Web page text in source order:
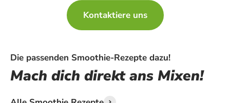
Kontaktiere uns
Die passenden Smoothie-Rezepte dazu!
Mach dich direkt ans Mixen!